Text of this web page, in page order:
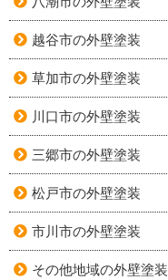
越谷市の外壁塗装
草加市の外壁塗装
川口市の外壁塗装
三郷市の外壁塗装
松戸市の外壁塗装
市川市の外壁塗装
その他地域の外壁塗装